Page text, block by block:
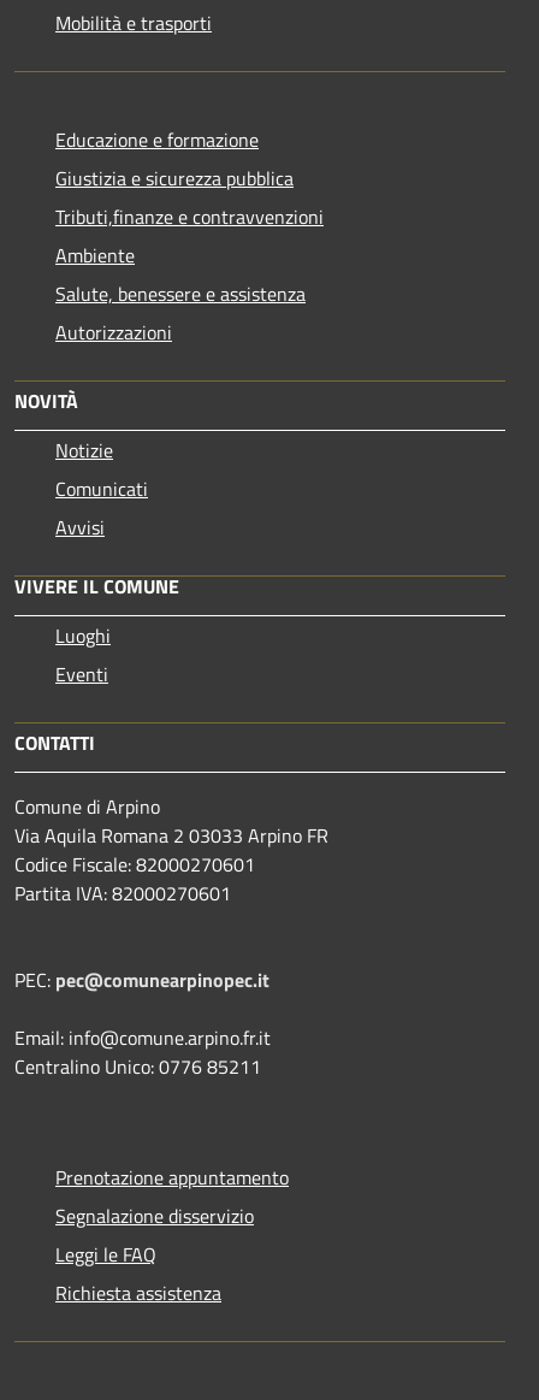
Mobilità e trasporti
Educazione e formazione
Giustizia e sicurezza pubblica
Tributi,finanze e contravvenzioni
Ambiente
Salute, benessere e assistenza
Autorizzazioni
NOVITÀ
Notizie
Comunicati
Avvisi
VIVERE IL COMUNE
Luoghi
Eventi
CONTATTI
Comune di Arpino
Via Aquila Romana 2 03033 Arpino FR
Codice Fiscale: 82000270601
Partita IVA: 82000270601
PEC: pec@comunearpinopec.it
Email: info@comune.arpino.fr.it
Centralino Unico: 0776 85211
Prenotazione appuntamento
Segnalazione disservizio
Leggi le FAQ
Richiesta assistenza